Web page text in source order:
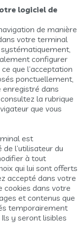
logiciel de
de manière
votre terminal
systématiquement,
configurer
que l’acceptation
ponctuellement,
enregistré dans
la rubrique
que vous
est
l’utilisateur du
à tout
qui lui sont offerts
accepté dans votre
cookies dans votre
et contenus que
temporairement
y seront lisibles